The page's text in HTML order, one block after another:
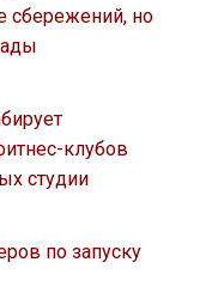
сбережений, но
клубов
студии
по запуску